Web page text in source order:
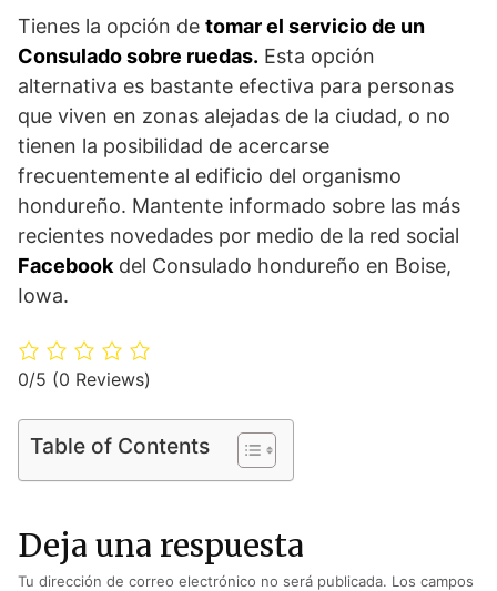
Tienes la opción de tomar el servicio de un
Consulado sobre ruedas. Esta opción
alternativa es bastante efectiva para personas
que viven en zonas alejadas de la ciudad, o no
tienen la posibilidad de acercarse
frecuentemente al edificio del organismo
hondureño. Mantente informado sobre las más
recientes novedades por medio de la red social
Facebook del Consulado hondureño en Boise,
Iowa.
0/5 (0 Reviews)
Table of Contents
Deja una respuesta
Tu dirección de correo electrónico no será publicada. Los campos